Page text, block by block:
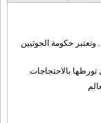
وتعتبر حكومة الحوثيين
بالاحتجاجات